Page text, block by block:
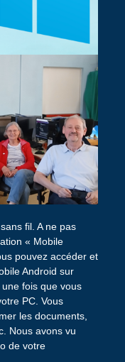
fil. A ne pas
« Mobile
pouvez accéder et
Android sur
fois que vous
PC. Vous
les documents,
Nous avons vu
de votre